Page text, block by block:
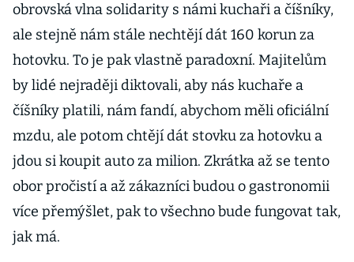
obrovská vlna solidarity s námi kuchaři a číšníky,
ale stejně nám stále nechtějí dát 160 korun za
hotovku. To je pak vlastně paradoxní. Majitelům
by lidé nejraději diktovali, aby nás kuchaře a
číšníky platili, nám fandí, abychom měli oficiální
mzdu, ale potom chtějí dát stovku za hotovku a
jdou si koupit auto za milion. Zkrátka až se tento
obor pročistí a až zákazníci budou o gastronomii
více přemýšlet, pak to všechno bude fungovat tak,
jak má.